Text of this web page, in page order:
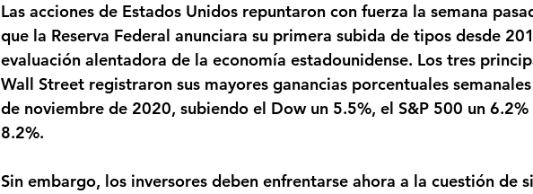
Las acciones de Estados Unidos repuntaron con fuerza la semana
que la Reserva Federal anunciara su primera subida de tipos desde
evaluación alentadora de la economía estadounidense. Los tres
Wall Street registraron sus mayores ganancias porcentuales
de noviembre de 2020, subiendo el Dow un 5.5%, el S&P 500 un 6.2%
8.2%.
Sin embargo, los inversores deben enfrentarse ahora a la cuestión de